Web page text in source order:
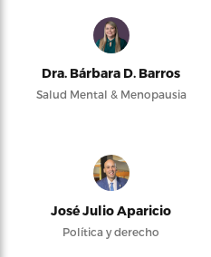
Dra. Bárbara D. Barros
Salud Mental & Menopausia
José Julio Aparicio
Política y derecho